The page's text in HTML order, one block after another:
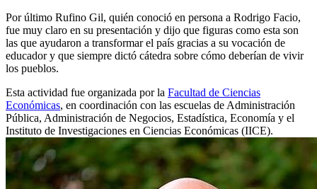
Por último Rufino Gil, quién conoció en persona a Rodrigo Facio,
fue muy claro en su presentación y dijo que figuras como esta son
las que ayudaron a transformar el país gracias a su vocación de
educador y que siempre dictó cátedra sobre cómo deberían de vivir
los pueblos.
Esta actividad fue organizada por la Facultad de Ciencias
Económicas, en coordinación con las escuelas de Administración
Pública, Administración de Negocios, Estadística, Economía y el
Instituto de Investigaciones en Ciencias Económicas (IICE).